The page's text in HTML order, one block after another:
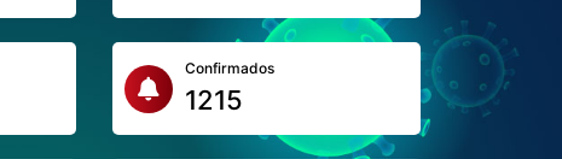
Confirmados
1215